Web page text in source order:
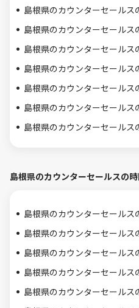
島根県のカウンターセールス
島根県のカウンターセールス
島根県のカウンターセールス
島根県のカウンターセールス
島根県のカウンターセールス
島根県のカウンターセールス
島根県のカウンターセールス
島根県のカウンターセールスの
島根県のカウンターセールス
島根県のカウンターセールス
島根県のカウンターセールス
島根県のカウンターセールス
島根県のカウンターセールス